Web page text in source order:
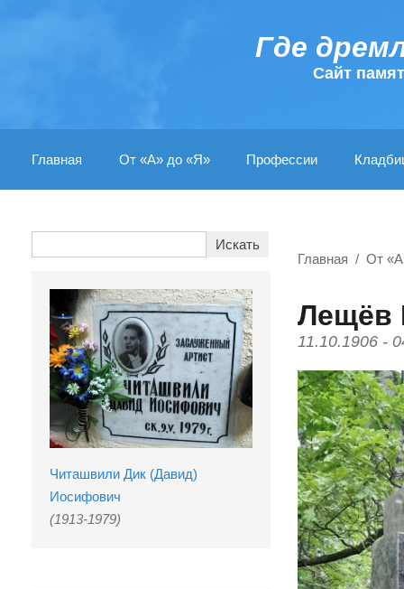
Где
Cайт
Главная От «А» до «Я» Профессии
Читашвили Дик (Давид)
Иосифович
(1913-1979)
Главная От
Лещёв
11.10.1906 -